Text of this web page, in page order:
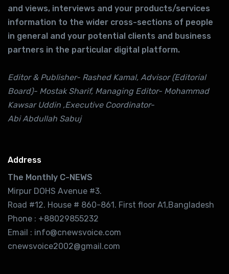
and views, interviews and your products/services
information to the wider cross-sections of people
in general and your potential clients and business
partners in the particular digital platform.
Editor & Publisher- Rashed Kamal, Advisor (Editorial
Board)- Mostak Sharif, Managing Editor- Mohammad
Kawsar Uddin ,Executive Coordinator-
Abi Abdullah Sabuj
Address
The Monthly C-NEWS
Mirpur DOHS Avenue #3.
Road #12. House # 860-861. First floor A1,Bangladesh
Phone : +88029855232
Email : info@cnewsvoice.com
cnewsvoice2002@gmail.com